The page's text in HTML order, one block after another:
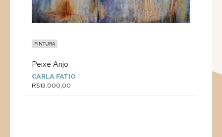
PINTURA
Peixe Anjo
CARLA FATIO
R$13.000,00